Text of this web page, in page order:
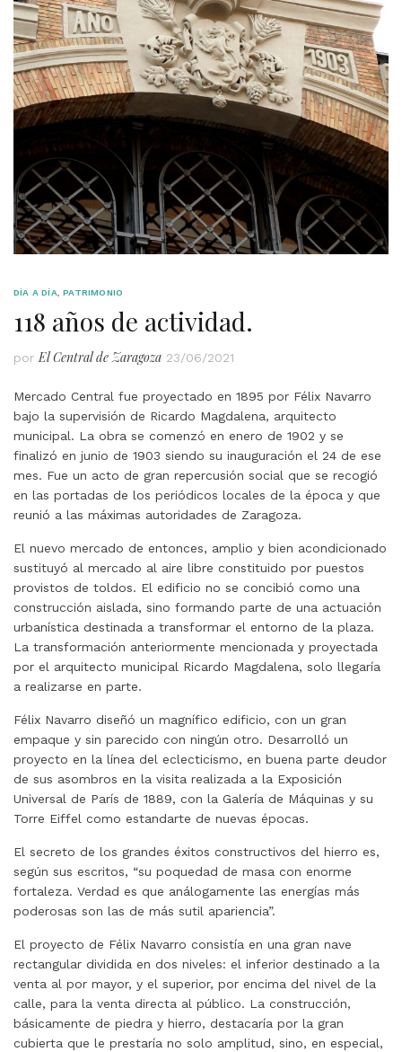
DÍA A DÍA,PATRIMONIO
118 años de actividad.
porEl Central de Zaragoza 23/06/2021
Mercado Central fue proyectado en 1895 por Félix Navarro
bajo la supervisión de Ricardo Magdalena, arquitecto
municipal. La obra se comenzó en enero de 1902 y se
finalizó en junio de 1903 siendo su inauguración el 24 de ese
mes. Fue un acto de gran repercusión social que se recogió
en las portadas de los periódicos locales de la época y que
reunió a las máximas autoridades de Zaragoza.
El nuevo mercado de entonces, amplio y bien acondicionado
sustituyó al mercado al aire libre constituido por puestos
provistos de toldos. El edificio no se concibió como una
construcción aislada, sino formando parte de una actuación
urbanística destinada a transformar el entorno de la plaza.
La transformación anteriormente mencionada y proyectada
por el arquitecto municipal Ricardo Magdalena, solo llegaría
a realizarse en parte.
Félix Navarro diseñó un magnífico edificio, con un gran
empaque y sin parecido con ningún otro. Desarrolló un
proyecto en la línea del eclecticismo, en buena parte deudor
de sus asombros en la visita realizada a la Exposición
Universal de París de 1889, con la Galería de Máquinas y su
Torre Eiffel como estandarte de nuevas épocas.
El secreto de los grandes éxitos constructivos del hierro es,
según sus escritos, “su poquedad de masa con enorme
fortaleza. Verdad es que análogamente las energías más
poderosas son las de más sutil apariencia”.
El proyecto de Félix Navarro consistía en una gran nave
rectangular dividida en dos niveles: el inferior destinado a la
venta al por mayor, y el superior, por encima del nivel de la
calle, para la venta directa al público. La construcción,
básicamente de piedra y hierro, destacaría por la gran
cubierta que le prestaría no solo amplitud, sino, en especial,